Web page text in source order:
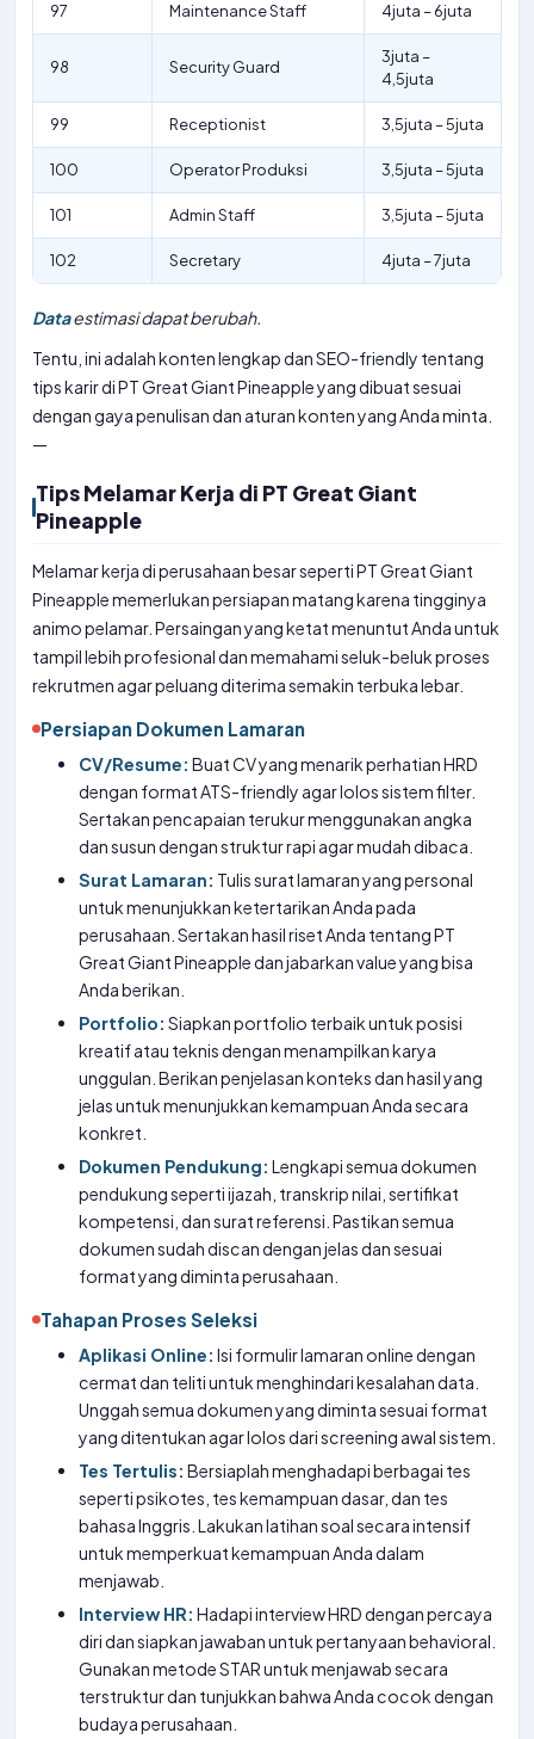
97 Maintenance Staff 4juta – 6juta
98 Security Guard
3juta –
4,5juta
99 Receptionist 3,5juta – 5juta
100 Operator Produksi 3,5juta – 5juta
101 Admin Staff 3,5juta – 5juta
102 Secretary 4juta – 7juta
Dataestimasi dapat berubah.
Tentu, ini adalah konten lengkap dan SEO-friendly tentang
tips karir di PT Great Giant Pineapple yang dibuat sesuai
dengan gaya penulisan dan aturan konten yang Anda minta.
—
Tips Melamar Kerja di PT Great Giant
Pineapple
Melamar kerja di perusahaan besar seperti PT Great Giant
Pineapple memerlukan persiapan matang karena tingginya
animo pelamar. Persaingan yang ketat menuntut Anda untuk
tampil lebih profesional dan memahami seluk-beluk proses
rekrutmen agar peluang diterima semakin terbuka lebar.
Persiapan Dokumen Lamaran
CV/Resume: Buat CV yang menarik perhatian HRD
dengan format ATS-friendly agar lolos sistem filter.
Sertakan pencapaian terukur menggunakan angka
dan susun dengan struktur rapi agar mudah dibaca.
Surat Lamaran: Tulis surat lamaran yang personal
untuk menunjukkan ketertarikan Anda pada
perusahaan. Sertakan hasil riset Anda tentang PT
Great Giant Pineapple dan jabarkan value yang bisa
Anda berikan.
Portfolio: Siapkan portfolio terbaik untuk posisi
kreatif atau teknis dengan menampilkan karya
unggulan. Berikan penjelasan konteks dan hasil yang
jelas untuk menunjukkan kemampuan Anda secara
konkret.
Dokumen Pendukung: Lengkapi semua dokumen
pendukung seperti ijazah, transkrip nilai, sertifikat
kompetensi, dan surat referensi. Pastikan semua
dokumen sudah discan dengan jelas dan sesuai
format yang diminta perusahaan.
Tahapan Proses Seleksi
Aplikasi Online: Isi formulir lamaran online dengan
cermat dan teliti untuk menghindari kesalahan data.
Unggah semua dokumen yang diminta sesuai format
yang ditentukan agar lolos dari screening awal sistem.
Tes Tertulis: Bersiaplah menghadapi berbagai tes
seperti psikotes, tes kemampuan dasar, dan tes
bahasa Inggris. Lakukan latihan soal secara intensif
untuk memperkuat kemampuan Anda dalam
menjawab.
Interview HR: Hadapi interview HRD dengan percaya
diri dan siapkan jawaban untuk pertanyaan behavioral.
Gunakan metode STAR untuk menjawab secara
terstruktur dan tunjukkan bahwa Anda cocok dengan
budaya perusahaan.